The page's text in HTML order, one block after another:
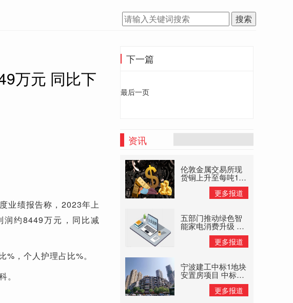
搜索
万元 同比下
业绩报告称，2023年上
约8449万元，同比减
，个人护理占比%。
下一篇
最后一页
资讯
伦敦金属交易所现
货铜上升至每吨145
美元高位 大宗商品
更多报道
五部门推动绿色智
能家电消费升级 以
旧换新补贴惠民
更多报道
宁波建工中标1地块
安置房项目 中标价
格8.11亿元
更多报道